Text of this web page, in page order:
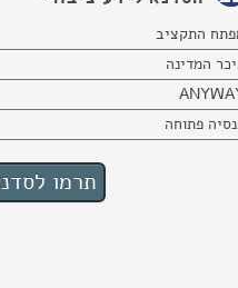
התקציב
המדינה
פתוחה